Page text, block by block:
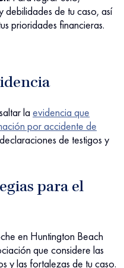
debilidades de tu caso, así
prioridades financieras.
la evidencia que
por accidente de
de testigos y
para el
en Huntington Beach
que considere las
y las fortalezas de tu caso.